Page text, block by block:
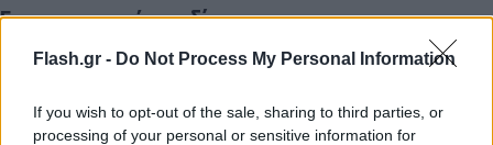
Flash.gr - Do Not Process My Personal Information
If you wish to opt-out of the sale, sharing to third parties, or
processing of your personal or sensitive information for
Εντυπωσιακή σχεδίαση
Ο σχεδιασμός αποπνέει sport χαρακτηριστικά,
κάτι που προσδιορίζεται άμεσα από το γράμμα “S”
στο όνομα του μοντέλου. Ο φωτισμός είναι full